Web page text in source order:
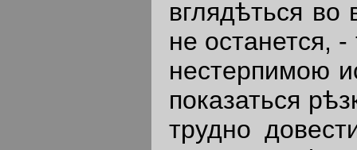
вглядѣться во
не останется,
нестерпимою
показаться
трудно